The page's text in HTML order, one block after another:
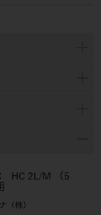
HC 2L/M （5
（株）